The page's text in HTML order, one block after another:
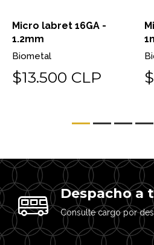
Micro labret 16GA -
1.2mm
Biometal
$13.500 CLP
Despacho a
Consulte cargo por